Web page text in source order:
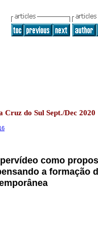
Cruz do Sul Sept./Dec
como
a formação